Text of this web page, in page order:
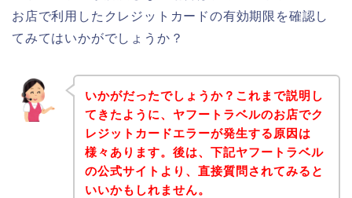
お店で利用したクレジットカードの有効期限を確認し
てみてはいかがでしょうか？
いかがだったでしょうか？これまで説明し
てきたように、ヤフートラベルのお店でク
レジットカードエラーが発生する原因は
様々あります。後は、下記ヤフートラベル
の公式サイトより、直接質問されてみると
いいかもしれません。